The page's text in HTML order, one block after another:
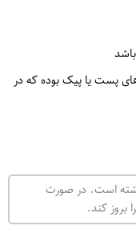
پست یا پیک بوده که در
است. در صورت
بروز کند.